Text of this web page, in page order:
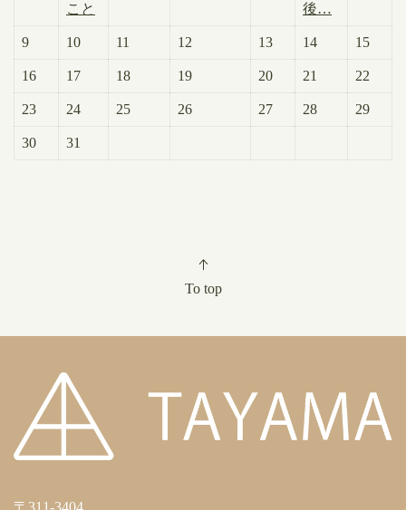
こと
後…
9 10 11 12 13 14 15
16 17 18 19 20 21 22
23 24 25 26 27 28 29
30 31
To top